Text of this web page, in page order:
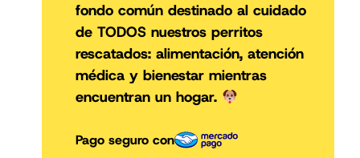
fondo común destinado al cuidado
de TODOS nuestros perritos
rescatados: alimentación, atención
médica y bienestar mientras
encuentran un hogar.
Pago seguro con